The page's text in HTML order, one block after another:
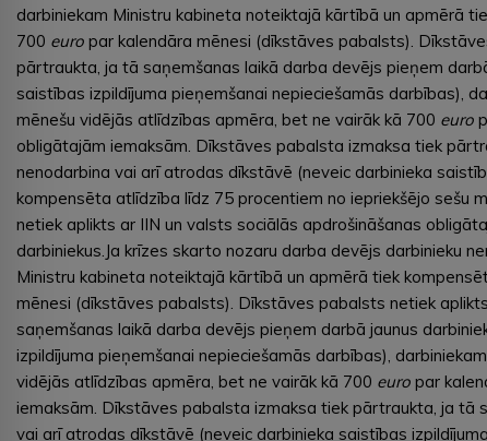
darbiniekam Ministru kabineta noteiktajā kārtībā un apmērā
700 euro par kalendāra mēnesi (dīkstāves pabalsts).
pārtraukta, ja tā saņemšanas laikā darba devējs pieņem
saistības izpildījuma pieņemšanai nepieciešamās darbības),
mēnešu vidējās atlīdzības apmēra, bet ne vairāk kā 700 euro
obligātajām iemaksām. Dīkstāves pabalsta izmaksa tiek
nenodarbina vai arī atrodas dīkstāvē (neveic darbinieka
kompensēta atlīdzība līdz 75 procentiem no iepriekšējo sešu
netiek aplikts ar IIN un valsts sociālās apdrošināšanas
darbiniekus.Ja krīzes skarto nozaru darba devējs darbinieku
Ministru kabineta noteiktajā kārtībā un apmērā tiek
mēnesi (dīkstāves pabalsts). Dīkstāves pabalsts netiek
saņemšanas laikā darba devējs pieņem darbā jaunus
izpildījuma pieņemšanai nepieciešamās darbības),
vidējās atlīdzības apmēra, bet ne vairāk kā 700 euro par
iemaksām. Dīkstāves pabalsta izmaksa tiek pārtraukta, ja tā
vai arī atrodas dīkstāvē (neveic darbinieka saistības